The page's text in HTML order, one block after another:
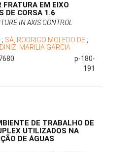
EM EIXO
DE CORSA 1.6
IN AXIS CONTROL
; SÁ, RODRIGO MOLEDO DE ;
DINIZ, MARILIA GARCIA
p-180-
191
DE TRABALHO DE
UTILIZADOS NA
DE ÁGUAS